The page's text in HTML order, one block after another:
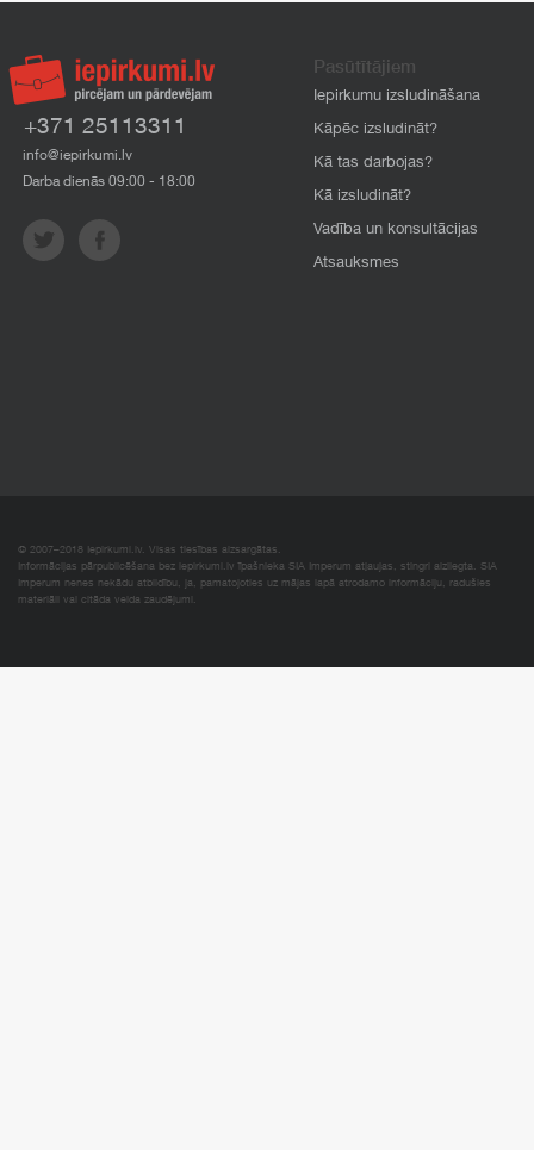
+371 25113311
info@iepirkumi.lv
Darba dienās 09:00 - 18:00
Pasūtītājiem
Iepirkumu izsludināšana
Kāpēc izsludināt?
Kā tas darbojas?
Kā izsludināt?
Vadība un konsultācijas
Atsauksmes
© 2007–2018 Iepirkumi.lv. Visas tiesības aizsargātas.
Informācijas pārpublicēšana bez iepirkumi.lv īpašnieka SIA Imperum atļaujas, stingri aizliegta. SIA
Imperum nenes nekādu atbildību, ja, pamatojoties uz mājas lapā atrodamo informāciju, radušies
materiāli vai citāda veida zaudējumi.